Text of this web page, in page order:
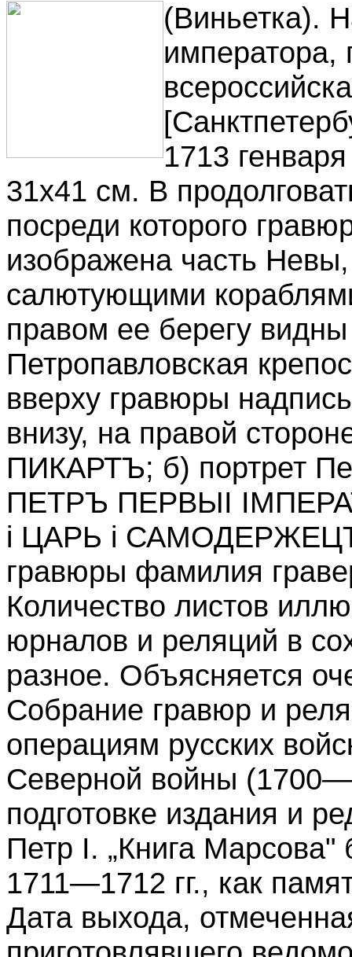
(Виньетка).
императора,
1713
31х41 см. В
посреди которого
изображена часть
салютующими
правом ее берегу
Петропавловская
вверху гравюры
внизу, на правой
ПИКАРТЪ; б) портрет
ПЕТРЪ ПЕРВЫI
i ЦАРЬ i САМОДЕРЖЕЦЪ
гравюры фамилия
Количество листов
юрналов и реляций в
разное. Объясняется
Собрание гравюр и
операциям русских
Северной войны
подготовке издания и
Петр I. „Книга
1711—1712 гг., как
Дата выхода,